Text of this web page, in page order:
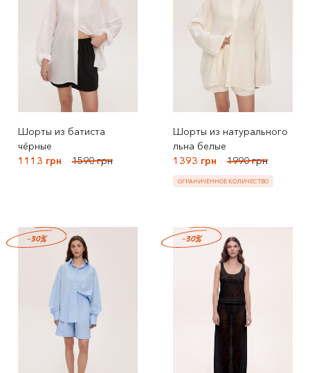
Шорты из батиста
чёрные
1113 грн
1590 грн
Шорты из натурального
льна белые
1393 грн
1990 грн
ОГРАНИЧЕННОЕ КОЛИЧЕСТВО
-30% -30%